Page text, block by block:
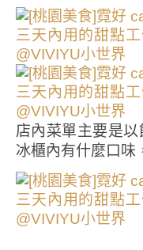
店內菜單主要是
冰櫃內有什麼口味